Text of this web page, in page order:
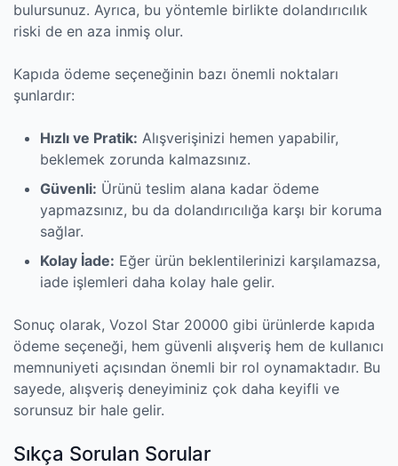
bulursunuz. Ayrıca, bu yöntemle birlikte dolandırıcılık
riski de en aza inmiş olur.
Kapıda ödeme seçeneğinin bazı önemli noktaları
şunlardır:
Hızlı ve Pratik: Alışverişinizi hemen yapabilir,
beklemek zorunda kalmazsınız.
Güvenli: Ürünü teslim alana kadar ödeme
yapmazsınız, bu da dolandırıcılığa karşı bir koruma
sağlar.
Kolay İade: Eğer ürün beklentilerinizi karşılamazsa,
iade işlemleri daha kolay hale gelir.
Sonuç olarak, Vozol Star 20000 gibi ürünlerde kapıda
ödeme seçeneği, hem güvenli alışveriş hem de kullanıcı
memnuniyeti açısından önemli bir rol oynamaktadır. Bu
sayede, alışveriş deneyiminiz çok daha keyifli ve
sorunsuz bir hale gelir.
Sıkça Sorulan Sorular